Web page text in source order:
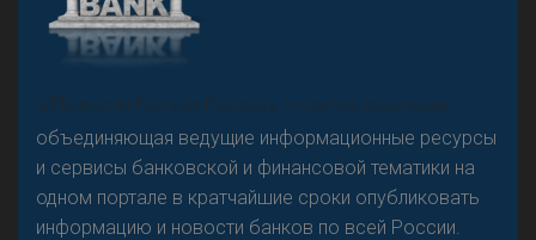
«Н
овости Банков России» – группа компаний,
объединяющая ведущие информационные ресурсы
и сервисы банковской и финансовой тематики на
одном портале в кратчайшие сроки опубликовать
информацию и новости банков по всей России.